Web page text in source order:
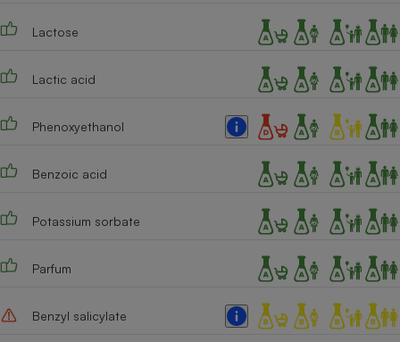
Lactose
Lactic acid
Phenoxyethanol
Benzoic acid
Potassium sorbate
Parfum
Benzyl salicylate